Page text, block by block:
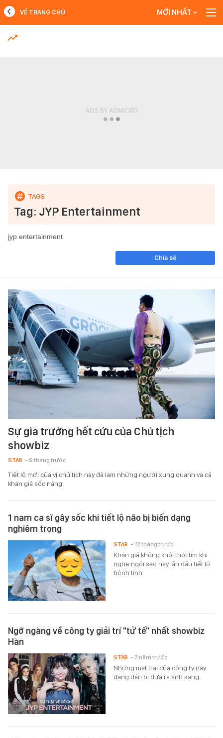
MỚI NHẤT
VỀ TRANG CHỦ MỚI NHẤT
Tag: JYP Entertainment
jyp entertainment
Chia sẻ
Sự gia trưởng hết cứu của Chủ tịch
showbiz
STAR - 9 tháng trước
Tiết lộ mới của vị chủ tịch này đã làm những người xung quanh và cả
khán giả sốc nặng.
1 nam ca sĩ gây sốc khi tiết lộ não bị biến dạng
nghiêm trọng
Khán giả không khỏi thót tim khi
nghe ngôi sao này lần đầu tiết lộ
bệnh tình.
STAR - 12 tháng trước
Ngỡ ngàng về công ty giải trí "tử tế" nhất showbiz
Hàn
Những mặt trái của công ty này
đang dần bị đưa ra ánh sáng.
STAR - 2 năm trước